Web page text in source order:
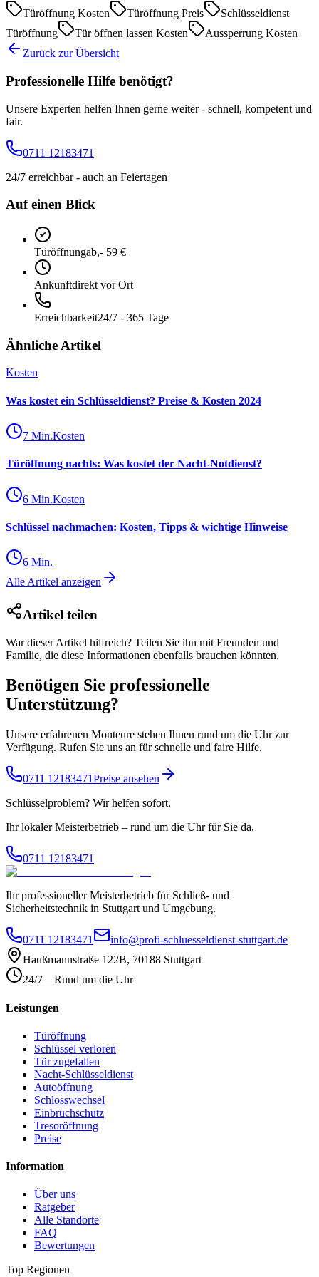
Türöffnung Kosten Türöffnung Preis
Schlüsseldienst
Türöffnung
Tür öffnen lassen Kosten
Aussperrung Kosten
Zurück zur Übersicht
Professionelle Hilfe benötigt?
Unsere Experten helfen Ihnen gerne weiter - schnell, kompetent und
fair.
0711 12183471
24/7 erreichbar - auch an Feiertagen
Auf einen Blick
Türöffnungab,- 59 €
Ankunftdirekt vor Ort
Erreichbarkeit24/7 - 365 Tage
Ähnliche Artikel
Kosten
Was kostet ein Schlüsseldienst? Preise & Kosten 2024
7 Min.Kosten
Türöffnung nachts: Was kostet der Nacht-Notdienst?
6 Min.Kosten
Schlüssel nachmachen: Kosten, Tipps & wichtige Hinweise
6 Min.
Alle Artikel anzeigen
Artikel teilen
War dieser Artikel hilfreich? Teilen Sie ihn mit Freunden und
Familie, die diese Informationen ebenfalls brauchen könnten.
Benötigen Sie professionelle
Unterstützung?
Unsere erfahrenen Monteure stehen Ihnen rund um die Uhr zur
Verfügung. Rufen Sie uns an für schnelle und faire Hilfe.
0711 12183471Preise ansehen
Schlüsselproblem? Wir helfen sofort.
Ihr lokaler Meisterbetrieb – rund um die Uhr für Sie da.
0711 12183471
Ihr professioneller Meisterbetrieb für Schließ- und
Sicherheitstechnik in Stuttgart und Umgebung.
0711 12183471
info@profi-schluesseldienst-stuttgart.de
Haußmannstraße 122B, 70188 Stuttgart
24/7 – Rund um die Uhr
Leistungen
Türöffnung
Schlüssel verloren
Tür zugefallen
Nacht-Schlüsseldienst
Autoöffnung
Schlosswechsel
Einbruchschutz
Tresoröffnung
Preise
Information
Über uns
Ratgeber
Alle Standorte
FAQ
Bewertungen
Top Regionen